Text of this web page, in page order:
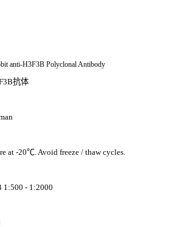
anti-H3F3B Polyclonal Antibody
抗体
at -20℃. Avoid freeze / thaw cycles.
1:500 - 1:2000